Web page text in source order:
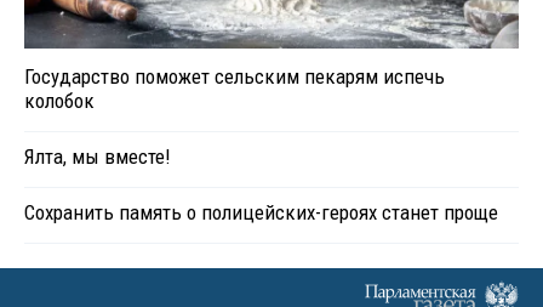
Государство поможет сельским пекарям испечь
колобок
Ялта, мы вместе!
Сохранить память о полицейских-героях станет проще